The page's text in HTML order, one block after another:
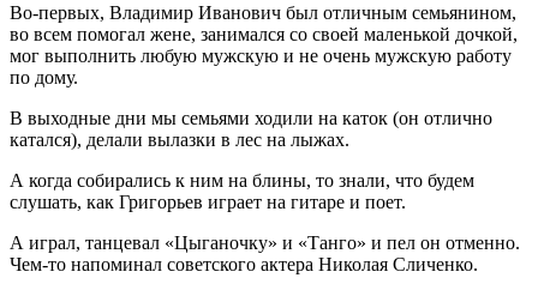
Во-первых, Владимир Иванович был отличным семьянином,
во всем помогал жене, занимался со своей маленькой дочкой,
мог выполнить любую мужскую и не очень мужскую работу
по дому.
В выходные дни мы семьями ходили на каток (он отлично
катался), делали вылазки в лес на лыжах.
А когда собирались к ним на блины, то знали, что будем
слушать, как Григорьев играет на гитаре и поет.
А играл, танцевал «Цыганочку» и «Танго» и пел он отменно.
Чем-то напоминал советского актера Николая Сличенко.